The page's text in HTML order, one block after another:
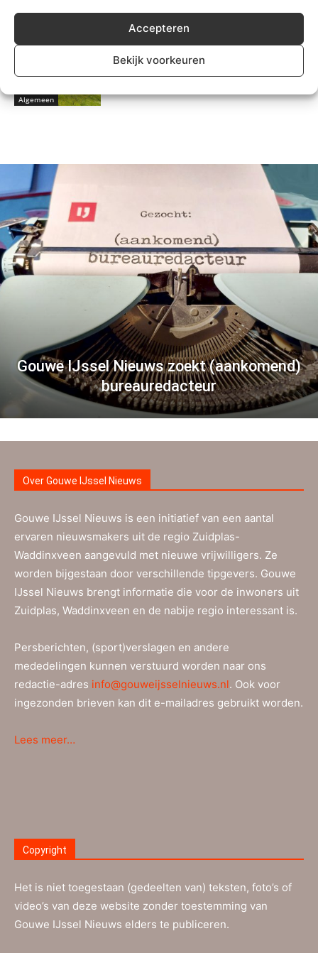
Accepteren
Bekijk voorkeuren
veilig gevonden
Algemeen
Motorrijder gewond na eenzijdig
ongeval Kortenoord in
Gouwe IJssel Nieuws zoekt (aankomend)
bureauredacteur
Over Gouwe IJssel Nieuws
Gouwe IJssel Nieuws is een initiatief van een aantal
ervaren nieuwsmakers uit de regio Zuidplas-
Waddinxveen aangevuld met nieuwe vrijwilligers. Ze
worden bijgestaan door verschillende tipgevers. Gouwe
IJssel Nieuws brengt informatie die voor de inwoners uit
Zuidplas, Waddinxveen en de nabije regio interessant is.
Persberichten, (sport)verslagen en andere
mededelingen kunnen verstuurd worden naar ons
redactie-adres info@gouweijsselnieuws.nl. Ook voor
ingezonden brieven kan dit e-mailadres gebruikt worden.
Lees meer…
Copyright
Het is niet toegestaan (gedeelten van) teksten, foto’s of
video’s van deze website zonder toestemming van
Gouwe IJssel Nieuws elders te publiceren.